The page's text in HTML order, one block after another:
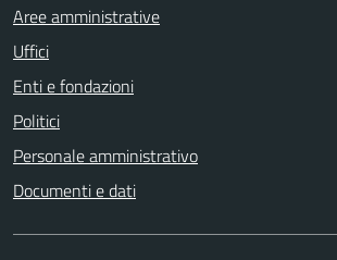
Aree amministrative
Uffici
Enti e fondazioni
Politici
Personale amministrativo
Documenti e dati